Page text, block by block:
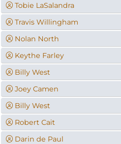
Tobie LaSalandra
Travis Willingham
Nolan North
Keythe Farley
Billy West
Joey Camen
Billy West
Robert Cait
Darin de Paul